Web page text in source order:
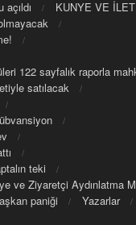
KUNYE VE
122 sayfalık raporla
satılacak
teki
ve Ziyaretçi Aydınlatma
paniği
Yazarlar